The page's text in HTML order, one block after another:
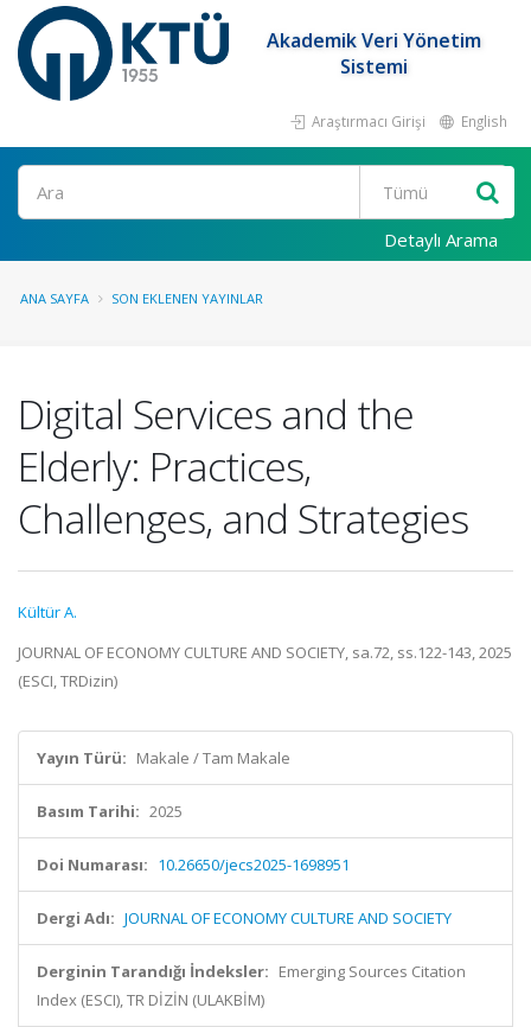
Akademik Veri Yönetim
Sistemi
Araştırmacı Girişi English
Ara
Detaylı Arama
ANA SAYFA SON EKLENEN YAYINLAR
Digital Services and the
Elderly: Practices,
Challenges, and Strategies
Kültür A.
JOURNAL OF ECONOMY CULTURE AND SOCIETY, sa.72, ss.122-143, 2025
(ESCI, TRDizin)
Yayın Türü: Makale / Tam Makale
Basım Tarihi: 2025
Doi Numarası: 10.26650/jecs2025-1698951
Dergi Adı: JOURNAL OF ECONOMY CULTURE AND SOCIETY
Derginin Tarandığı İndeksler: Emerging Sources Citation
Index (ESCI), TR DİZİN (ULAKBİM)